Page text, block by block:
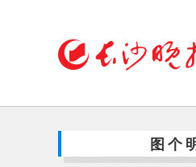
图个